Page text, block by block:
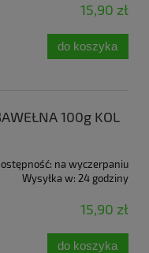
15,90 zł
do koszyka
100g KOL
na wyczerpaniu
Wysyłka w: 24 godziny
15,90 zł
do koszyka